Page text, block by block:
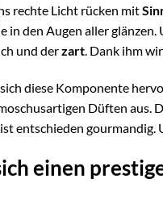
rechte Licht rücken mit
in den Augen aller
und derzart. Dank ihm
diese Komponente
Düften aus.
entschieden gourmandig.
einen